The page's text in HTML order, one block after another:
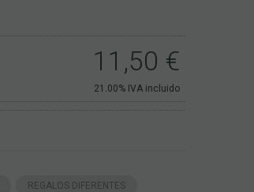
11,50 €
21.00% IVA incluido
REGALOS DIFERENTES